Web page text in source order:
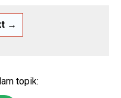
→
topik: